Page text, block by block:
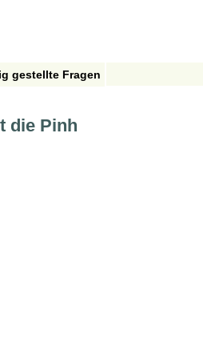
gestellte Fragen
die Pinh